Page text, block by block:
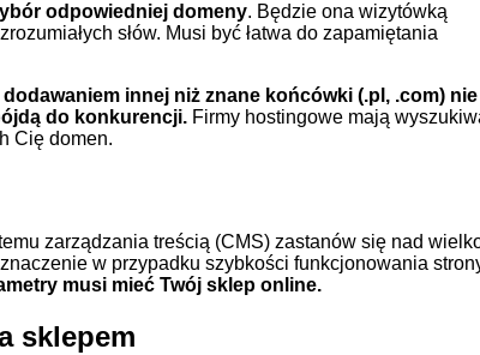
odpowiedniej domeny. Będzie ona wizytówką
słów. Musi być łatwa do zapamiętania
dodawaniem innej niż znane końcówki (.pl, .com)
do konkurencji. Firmy hostingowe mają
Cię domen.
zarządzania treścią (CMS) zastanów się nad
w przypadku szybkości funkcjonowania
musi mieć Twój sklep online.
sklepem